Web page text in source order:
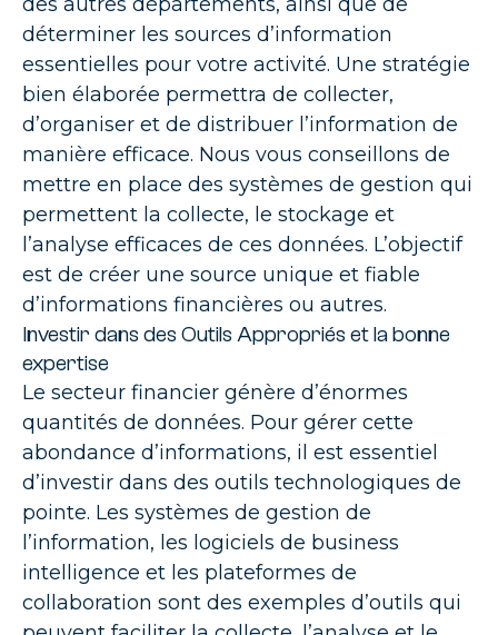
des autres départements, ainsi que de
déterminer les sources d’information
essentielles pour votre activité. Une stratégie
bien élaborée permettra de collecter,
d’organiser et de distribuer l’information de
manière efficace. Nous vous conseillons de
mettre en place des systèmes de gestion qui
permettent la collecte, le stockage et
l’analyse efficaces de ces données. L’objectif
est de créer une source unique et fiable
d’informations financières ou autres.
Investir dans des Outils Appropriés et la bonne
expertise
Le secteur financier génère d’énormes
quantités de données. Pour gérer cette
abondance d’informations, il est essentiel
d’investir dans des outils technologiques de
pointe. Les systèmes de gestion de
l’information, les logiciels de business
intelligence et les plateformes de
collaboration sont des exemples d’outils qui